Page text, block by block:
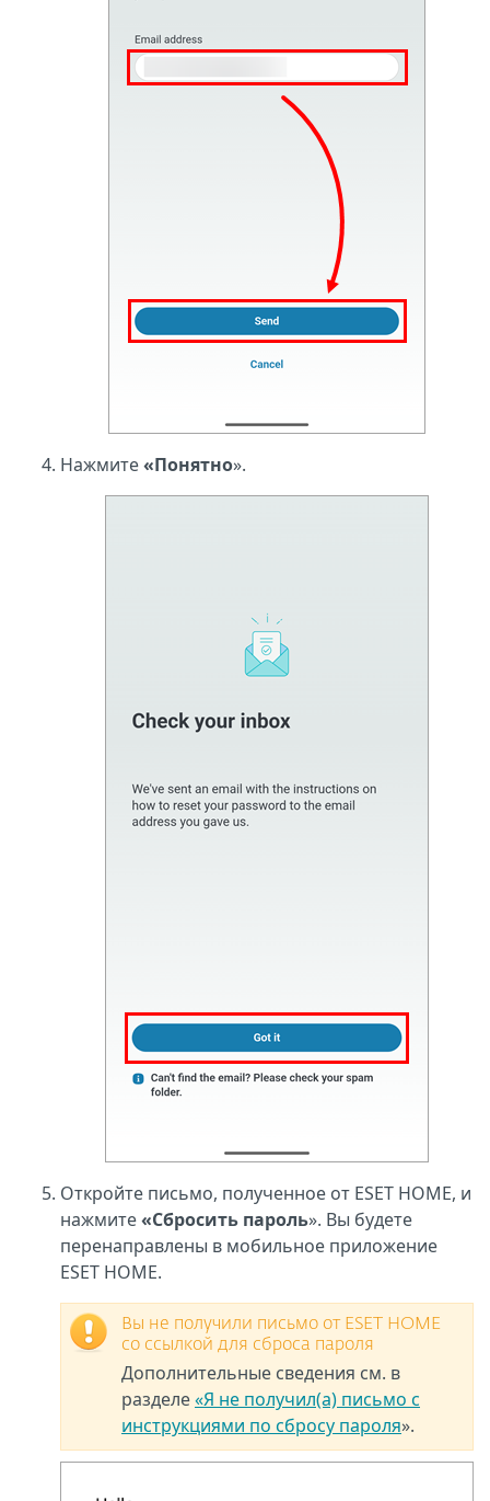
Нажмите«Понятно».
Откройте письмо, полученное от ESET HOME, и
нажмите«Сбросить пароль». Вы будете
перенаправлены в мобильное приложение
ESET HOME.
Вы не получили письмо от ESET HOME
со ссылкой для сброса пароля
Дополнительные сведения см. в
разделе«Я не получил(а) письмо с
инструкциями по сбросу пароля».